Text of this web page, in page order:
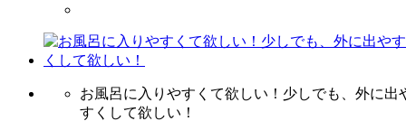
お風呂に入りやすくて欲しい！少しでも、外に出
すくして欲しい！